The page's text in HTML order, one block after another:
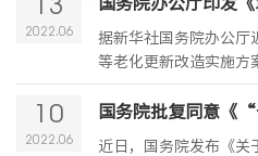
2022.06
据新华社国务院办公厅
等老化更新改造实施方
（以下简称《实施方案
10
2022.06
近日，国务院发布《